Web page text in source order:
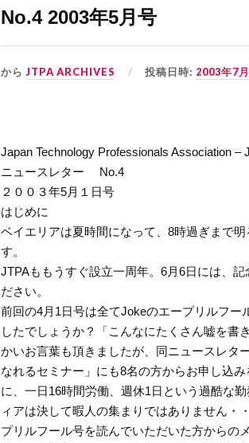
No.4 2003年5月号
からJTPA ARCHIVES 投稿日時: 2003年7
Japan Technology Professionals Association –
ニュースレター No.4
２００３年5月１日号
はじめに
ベイエリアは夏時間になって、8時過ぎまで
す。
JTPAももうすぐ設立一周年。6月6日には、
ださい。
前回の4月1日号は全てJokeのエープリルフー
したでしょうか？「こんなにたくさん嘘を書
かいお言葉も頂きましたが、同ニュースレタ
なれるセミナー」にも8名の方からお申し込
に、一日16時間労働、週休1日という過酷な
ィアは決して暇人の集まりではありません・
プリルフール号を読んでいただいた方からの